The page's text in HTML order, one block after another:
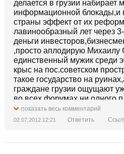
делается в грузии набирает
информационной блокады,и
страны эффект от их реформ
лавинообразный лет через 3-
деньги
,просто аплодирую Михаилу
единственный мужик среди
крыс на пос.советском
такое государство на
граждане грузии ощущают
во всех форумах ни одного
востоженно отзываются о
целом ,а это поверьте не
показать весь комментарий
02.07.2012 12:21 Ответить